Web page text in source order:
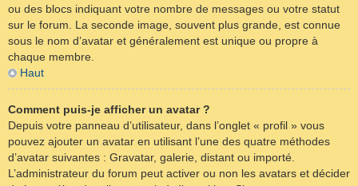
ou des blocs indiquant votre nombre de messages ou votre statut
sur le forum. La seconde image, souvent plus grande, est connue
sous le nom d’avatar et généralement est unique ou propre à
chaque membre.
Haut
Comment puis-je afficher un avatar ?
Depuis votre panneau d’utilisateur, dans l’onglet « profil » vous
pouvez ajouter un avatar en utilisant l’une des quatre méthodes
d’avatar suivantes : Gravatar, galerie, distant ou importé.
L’administrateur du forum peut activer ou non les avatars et décider